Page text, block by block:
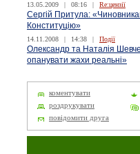
13.05.2009 | 08:16 | Re:цензії
Сергій Притула:
Конституцію»
14.11.2008 | 14:38 | Події
Олександр та Наталія
опанувати жахи реальні»
коментувати
роздрукувати
повідомити друга